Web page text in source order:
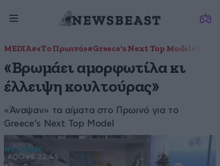
MEDIA#«Το Πρωινό»#Greece's Next Top Model
«Βρωμάει αμορφωτίλα κι
έλλειψη κουλτούρας»
«Άναψαν» τα αίματα στο Πρωινό για το
Greece’s Next Top Model